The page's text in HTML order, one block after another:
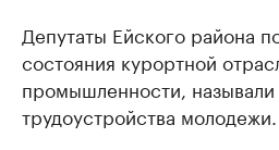
Депутаты Ейского района
состояния курортной
промышленности,
трудоустройства молодежи.